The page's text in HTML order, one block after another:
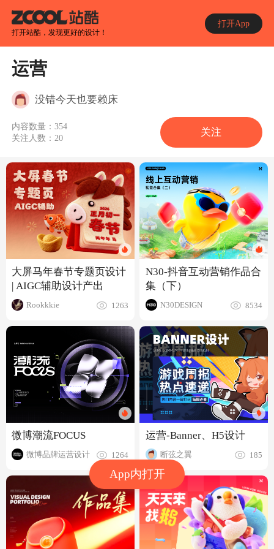
打开站酷，发现更好的设计！
打开App
App内打开
运营
没错今天也要赖床
内容数量：354
关注人数： 20
关注
大屏马年春节专题页设计
| AIGC辅助设计产出
Rookkkie 1263
微博潮流FOCUS
微博品牌运营设计 1264
N30-抖音互动营销作品合
集（下）
N30DESIGN 8534
运营-Banner、H5设计
断弦之翼 185